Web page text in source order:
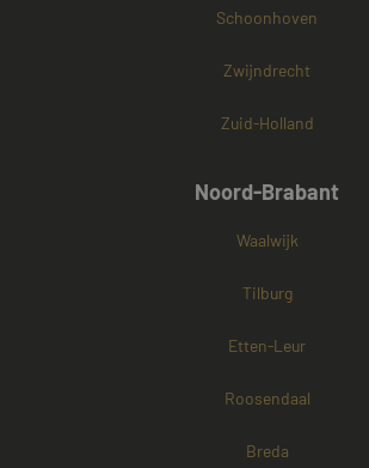
Schoonhoven
Zwijndrecht
Zuid-Holland
Noord-Brabant
Waalwijk
Tilburg
Etten-Leur
Roosendaal
Breda